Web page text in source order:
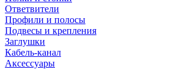
Ответвители
Профили и полосы
Подвесы и крепления
Заглушки
Кабель-канал
Аксессуары